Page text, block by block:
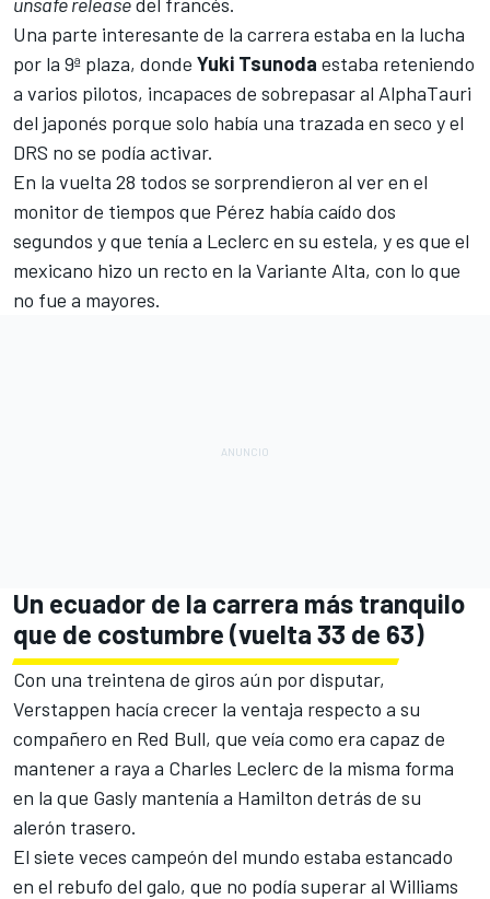
Una parte interesante de la carrera estaba en la lucha
por la 9ª plaza, donde Yuki Tsunoda estaba reteniendo
a varios pilotos, incapaces de sobrepasar al AlphaTauri
del japonés porque solo había una trazada en seco y el
DRS no se podía activar.
En la vuelta 28 todos se sorprendieron al ver en el
monitor de tiempos que Pérez había caído dos
segundos y que tenía a Leclerc en su estela, y es que el
mexicano hizo un recto en la Variante Alta, con lo que
no fue a mayores.
Un ecuador de la carrera más tranquilo
que de costumbre (vuelta 33 de 63)
Con una treintena de giros aún por disputar,
Verstappen hacía crecer la ventaja respecto a su
compañero en Red Bull, que veía como era capaz de
mantener a raya a Charles Leclerc de la misma forma
en la que Gasly mantenía a Hamilton detrás de su
alerón trasero.
El siete veces campeón del mundo estaba estancado
en el rebufo del galo, que no podía superar al Williams